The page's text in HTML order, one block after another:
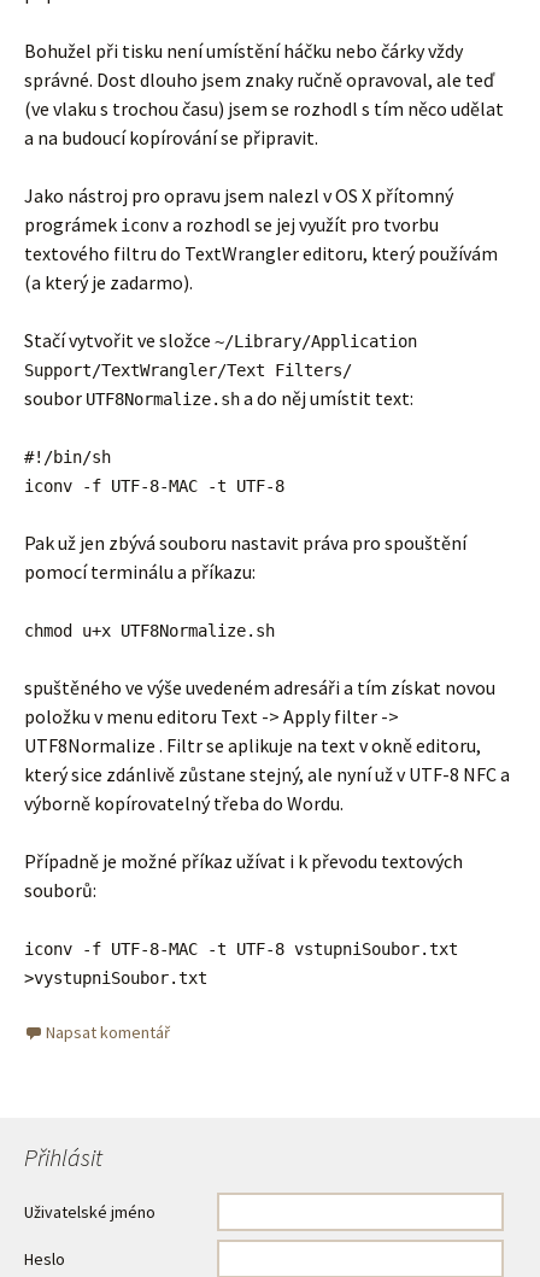
Bohužel při tisku není umístění háčku nebo čárky vždy
správné. Dost dlouho jsem znaky ručně opravoval, ale teď
(ve vlaku s trochou času) jsem se rozhodl s tím něco udělat
a na budoucí kopírování se připravit.
Jako nástroj pro opravu jsem nalezl v OS X přítomný
prográmek iconva rozhodl se jej využít pro tvorbu
textového filtru do TextWrangler editoru, který používám
(a který je zadarmo).
Stačí vytvořit ve složce ~/Library/Application
Support/TextWrangler/Text Filters/
soubor UTF8Normalize.sha do něj umístit text:
#!/bin/sh
iconv -f UTF-8-MAC -t UTF-8
Pak už jen zbývá souboru nastavit práva pro spouštění
pomocí terminálu a příkazu:
chmod u+x UTF8Normalize.sh
spuštěného ve výše uvedeném adresáři a tím získat novou
položku v menu editoru Text -> Apply filter ->
UTF8Normalize . Filtr se aplikuje na text v okně editoru,
který sice zdánlivě zůstane stejný, ale nyní už v UTF-8 NFC a
výborně kopírovatelný třeba do Wordu.
Případně je možné příkaz užívat i k převodu textových
souborů:
iconv -f UTF-8-MAC -t UTF-8 vstupniSoubor.txt
>vystupniSoubor.txt
Napsat komentář
Přihlásit
Uživatelské jméno
Heslo